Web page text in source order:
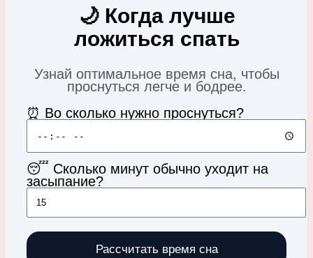
🌙 Когда лучше
ложиться спать
Узнай оптимальное время сна, чтобы
проснуться легче и бодрее.
⏰ Во сколько нужно проснуться?
😴 Сколько минут обычно уходит на
засыпание?
Рассчитать время сна